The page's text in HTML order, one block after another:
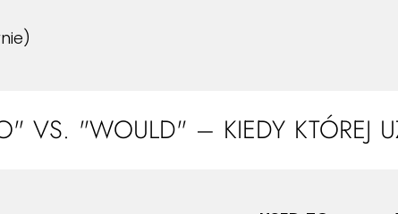
VS. "WOULD" – KIEDY KTÓREJ